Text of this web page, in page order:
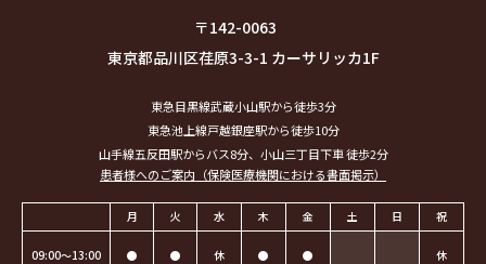
〒142-0063
東京都品川区荏原3-3-1 カーサリッカ1F
東急目黒線武蔵小山駅から徒歩3分
東急池上線戸越銀座駅から徒歩10分
山手線五反田駅からバス8分、小山三丁目下車 徒歩2分
患者様へのご案内（保険医療機関における書面掲示）
月 火 水 木 金 土 日 祝
09:00～13:00 ● ● 休 ● ● 休